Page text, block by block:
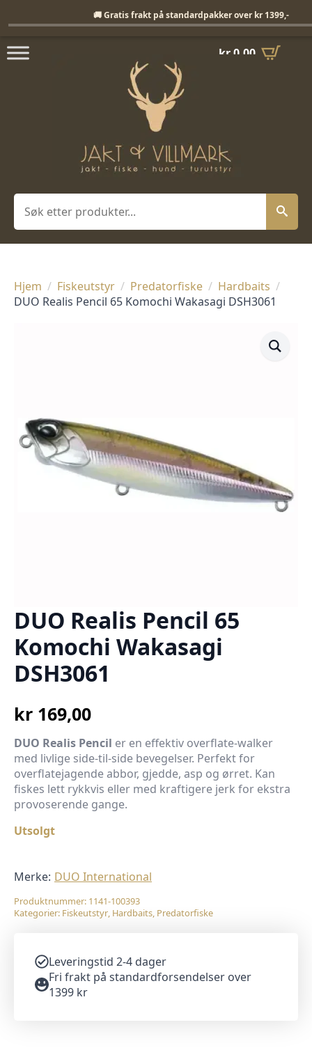
kr0,00
Søk
Hjem Fiskeutstyr Predatorfiske
Hardbaits
DUO Realis Pencil 65 Komochi Wakasagi DSH3061
DUO Realis Pencil 65
Komochi Wakasagi
DSH3061
kr 169,00
DUO Realis Pencil er en effektiv overflate-walker
med livlige side-til-side bevegelser. Perfekt for
overflatejagende abbor, gjedde, asp og ørret. Kan
fiskes lett rykkvis eller med kraftigere jerk for ekstra
provoserende gange.
Utsolgt
Merke: DUO International
Produktnummer: 1141-100393
Kategorier: Fiskeutstyr, Hardbaits, Predatorfiske
Leveringstid 2-4 dager
Fri frakt på standardforsendelser over
1399 kr
🚚 Gratis frakt på standardpakker over kr 1399,-